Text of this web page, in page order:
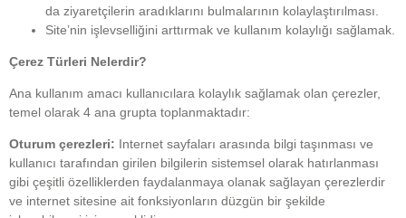
da ziyaretçilerin aradıklarını bulmalarının kolaylaştırılması.
Site’nin işlevselliğini arttırmak ve kullanım kolaylığı sağlamak.
Çerez Türleri Nelerdir?
Ana kullanım amacı kullanıcılara kolaylık sağlamak olan çerezler,
temel olarak 4 ana grupta toplanmaktadır:
Oturum çerezleri: Internet sayfaları arasında bilgi taşınması ve
kullanıcı tarafından girilen bilgilerin sistemsel olarak hatırlanması
gibi çeşitli özelliklerden faydalanmaya olanak sağlayan çerezlerdir
ve internet sitesine ait fonksiyonların düzgün bir şekilde